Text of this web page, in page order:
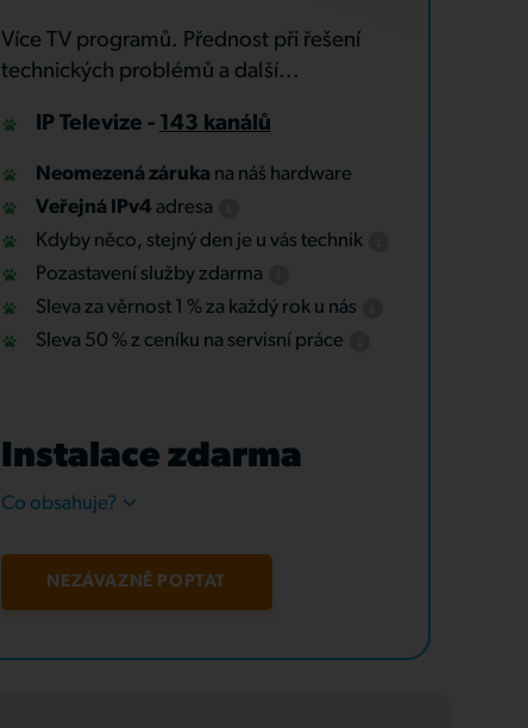
Více TV programů. Přednost při řešení
technických problémů a další...
IP Televize - 143 kanálů
Neomezená záruka na náš hardware
Veřejná IPv4 adresa
Kdyby něco, stejný den je u vás technik
Pozastavení služby zdarma
Sleva za věrnost 1 % za každý rok u nás
Sleva 50 % z ceníku na servisní práce
Instalace zdarma
Co obsahuje?
NEZÁVAZNĚ POPTAT